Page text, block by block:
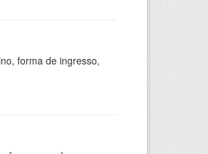
forma de ingresso,